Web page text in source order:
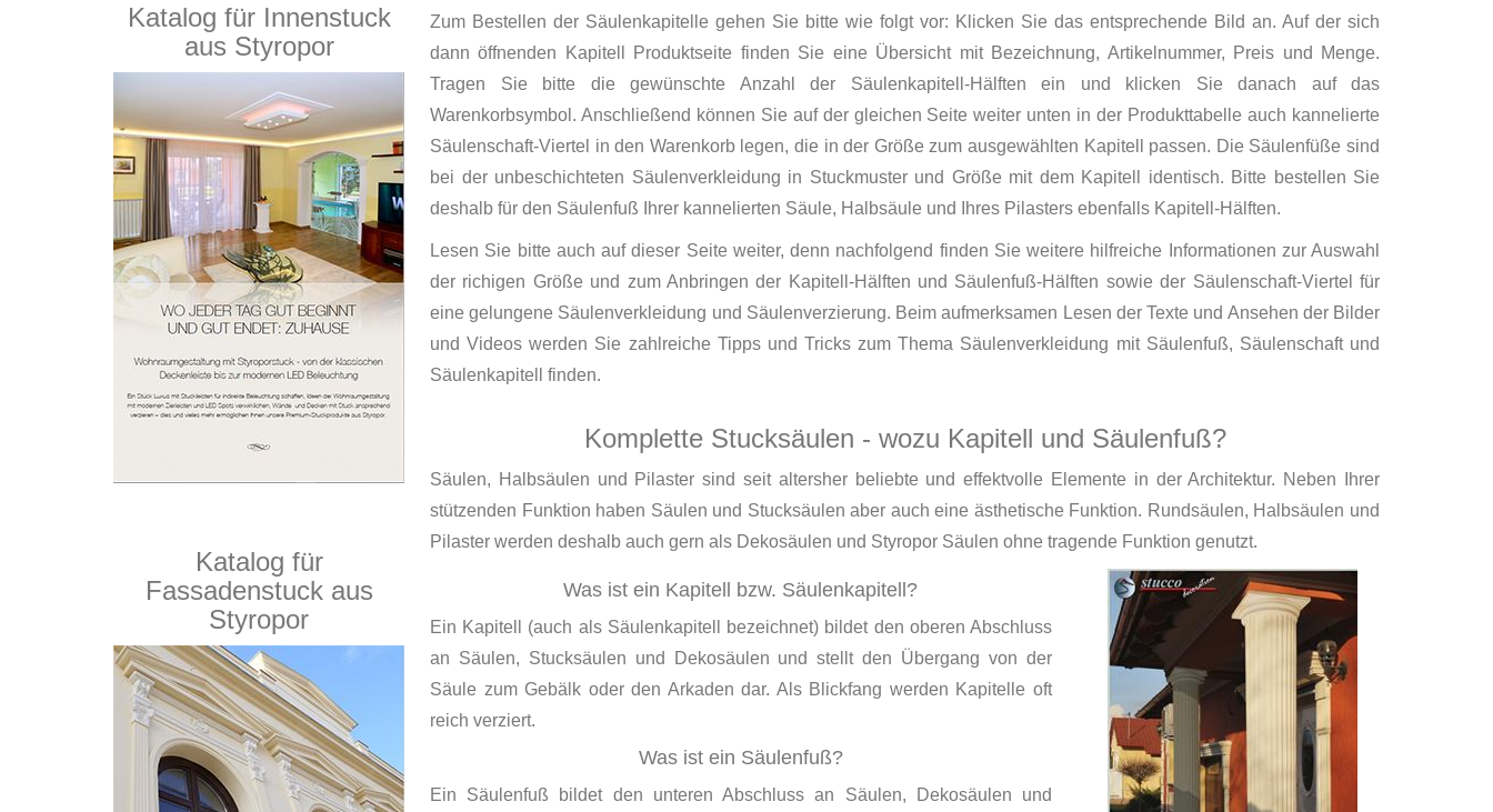
Zum Bestellen der Säulenkapitelle gehen Sie bitte wie folgt vor: Klicken Sie das entsprechende Bild an. Auf der sich
dann öffnenden Kapitell Produktseite finden Sie eine Übersicht mit Bezeichnung, Artikelnummer, Preis und Menge.
Tragen Sie bitte die gewünschte Anzahl der Säulenkapitell-Hälften ein und klicken Sie danach auf das
Warenkorbsymbol. Anschließend können Sie auf der gleichen Seite weiter unten in der Produkttabelle auch kannelierte
Säulenschaft-Viertel in den Warenkorb legen, die in der Größe zum ausgewählten Kapitell passen. Die Säulenfüße sind
bei der unbeschichteten Säulenverkleidung in Stuckmuster und Größe mit dem Kapitell identisch. Bitte bestellen Sie
deshalb für den Säulenfuß Ihrer kannelierten Säule, Halbsäule und Ihres Pilasters ebenfalls Kapitell-Hälften.
Lesen Sie bitte auch auf dieser Seite weiter, denn nachfolgend finden Sie weitere hilfreiche Informationen zur Auswahl
der richigen Größe und zum Anbringen der Kapitell-Hälften und Säulenfuß-Hälften sowie der Säulenschaft-Viertel für
eine gelungene Säulenverkleidung und Säulenverzierung. Beim aufmerksamen Lesen der Texte und Ansehen der Bilder
und Videos werden Sie zahlreiche Tipps und Tricks zum Thema Säulenverkleidung mit Säulenfuß, Säulenschaft und
Säulenkapitell finden.
Komplette Stucksäulen - wozu Kapitell und Säulenfuß?
Säulen, Halbsäulen und Pilaster sind seit altersher beliebte und effektvolle Elemente in der Architektur. Neben Ihrer
stützenden Funktion haben Säulen und Stucksäulen aber auch eine ästhetische Funktion. Rundsäulen, Halbsäulen und
Pilaster werden deshalb auch gern als Dekosäulen und Styropor Säulen ohne tragende Funktion genutzt.
Was ist ein Kapitell bzw. Säulenkapitell?
Ein Kapitell (auch als Säulenkapitell bezeichnet) bildet den oberen Abschluss
an Säulen, Stucksäulen und Dekosäulen und stellt den Übergang von der
Säule zum Gebälk oder den Arkaden dar. Als Blickfang werden Kapitelle oft
reich verziert.
Was ist ein Säulenfuß?
Ein Säulenfuß bildet den unteren Abschluss an Säulen, Dekosäulen und
Katalog für Innenstuck
aus Styropor
Katalog für
Fassadenstuck aus
Styropor